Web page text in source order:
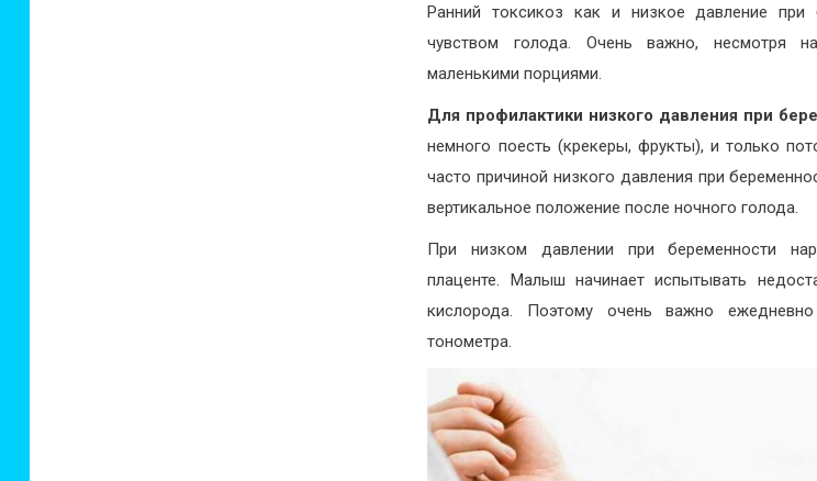
Ранний токсикоз как и низкое давление при
чувством голода. Очень важно, несмотря
маленькими порциями.
Для профилактики низкого давления при
немного поесть (крекеры, фрукты), и только
часто причиной низкого давления при
вертикальное положение после ночного голода.
При низком давлении при беременности
плаценте. Малыш начинает испытывать
кислорода. Поэтому очень важно ежедневно
тонометра.